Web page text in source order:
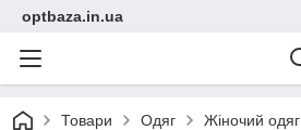
optbaza.in.ua
Товари Одяг Жіночий одяг